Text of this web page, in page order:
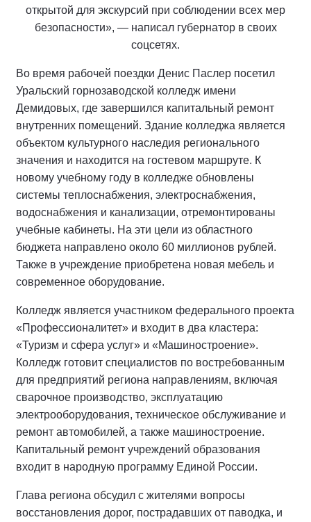
открытой для экскурсий при соблюдении всех мер
безопасности», — написал губернатор в своих
соцсетях.
Во время рабочей поездки Денис Паслер посетил
Уральский горнозаводской колледж имени
Демидовых, где завершился капитальный ремонт
внутренних помещений. Здание колледжа является
объектом культурного наследия регионального
значения и находится на гостевом маршруте. К
новому учебному году в колледже обновлены
системы теплоснабжения, электроснабжения,
водоснабжения и канализации, отремонтированы
учебные кабинеты. На эти цели из областного
бюджета направлено около 60 миллионов рублей.
Также в учреждение приобретена новая мебель и
современное оборудование.
Колледж является участником федерального проекта
«Профессионалитет» и входит в два кластера:
«Туризм и сфера услуг» и «Машиностроение».
Колледж готовит специалистов по востребованным
для предприятий региона направлениям, включая
сварочное производство, эксплуатацию
электрооборудования, техническое обслуживание и
ремонт автомобилей, а также машиностроение.
Капитальный ремонт учреждений образования
входит в народную программу Единой России.
Глава региона обсудил с жителями вопросы
восстановления дорог, пострадавших от паводка, и